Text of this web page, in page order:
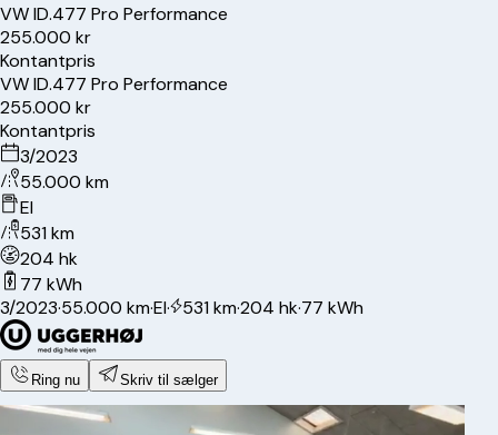
VWID.477 Pro Performance
255.000 kr
Kontantpris
VWID.477 Pro Performance
255.000 kr
Kontantpris
3/2023
55.000 km
El
531 km
204 hk
77 kWh
3/2023·55.000 km·El· 531 km·204 hk·77 kWh
Ring nu Skriv til sælger